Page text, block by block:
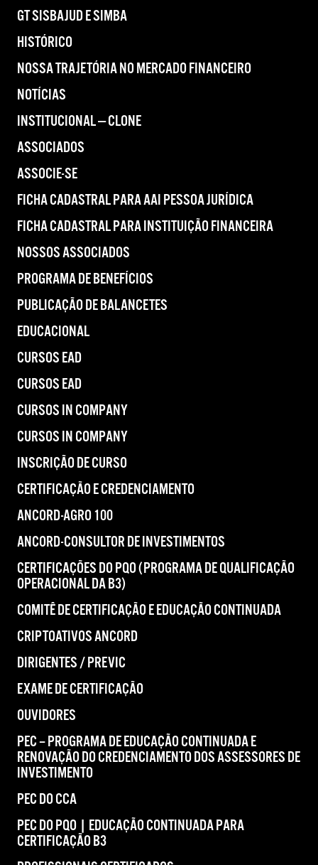
GT SISBAJUD E SIMBA
HISTÓRICO
NOSSA TRAJETÓRIA NO MERCADO FINANCEIRO
NOTÍCIAS
INSTITUCIONAL — CLONE
ASSOCIADOS
ASSOCIE-SE
FICHA CADASTRAL PARA AAI PESSOA JURÍDICA
FICHA CADASTRAL PARA INSTITUIÇÃO FINANCEIRA
NOSSOS ASSOCIADOS
PROGRAMA DE BENEFÍCIOS
PUBLICAÇÃO DE BALANCETES
EDUCACIONAL
CURSOS EAD
CURSOS EAD
CURSOS IN COMPANY
CURSOS IN COMPANY
INSCRIÇÃO DE CURSO
CERTIFICAÇÃO E CREDENCIAMENTO
ANCORD-AGRO 100
ANCORD-CONSULTOR DE INVESTIMENTOS
CERTIFICAÇÕES DO PQO (PROGRAMA DE QUALIFICAÇÃO
OPERACIONAL DA B3)
COMITÊ DE CERTIFICAÇÃO E EDUCAÇÃO CONTINUADA
CRIPTOATIVOS ANCORD
DIRIGENTES / PREVIC
EXAME DE CERTIFICAÇÃO
OUVIDORES
PEC – PROGRAMA DE EDUCAÇÃO CONTINUADA E
RENOVAÇÃO DO CREDENCIAMENTO DOS ASSESSORES DE
INVESTIMENTO
PEC DO CCA
PEC DO PQO | EDUCAÇÃO CONTINUADA PARA
CERTIFICAÇÃO B3